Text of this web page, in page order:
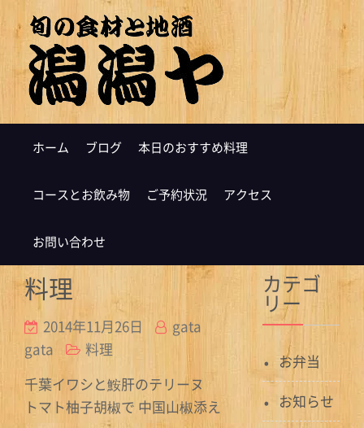
ホーム ブログ 本日のおすすめ料理
コースとお飲み物 ご予約状況 アクセス
お問い合わせ
料理
2014年11月26日
gata
gata
料理
千葉イワシと鮟肝のテリーヌ
トマト柚子胡椒で 中国山椒添え
カテゴ
リー
お弁当
お知らせ